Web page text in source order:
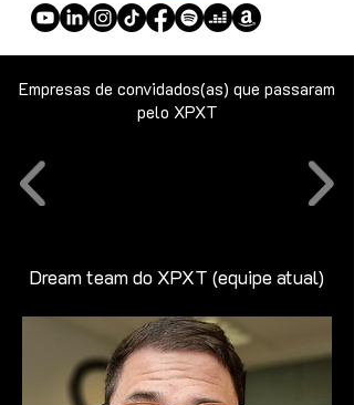
Empresas de convidados(as) que passaram
pelo XPXT
Dream team do XPXT (equipe atual)